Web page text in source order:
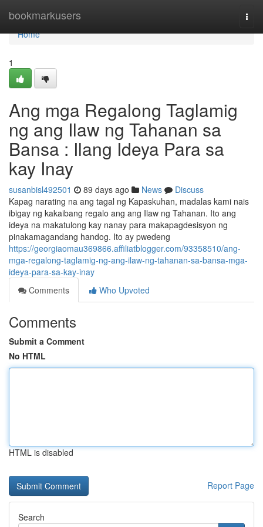
bookmarkusers
Home
Home
1
Ang mga Regalong Taglamig
ng ang Ilaw ng Tahanan sa
Bansa : Ilang Ideya Para sa
kay Inay
susanbisl492501 89 days ago News
Discuss
Kapag narating na ang tagal ng Kapaskuhan, madalas kami nais
ibigay ng kakaibang regalo ang ang Ilaw ng Tahanan. Ito ang
ideya na makatulong kay nanay para makapagdesisyon ng
pinakamagandang handog. Ito ay pwedeng
https://georgiaomau369866.affiliatblogger.com/93358510/ang-
mga-regalong-taglamig-ng-ang-ilaw-ng-tahanan-sa-bansa-mga-
ideya-para-sa-kay-inay
Comments
Who Upvoted
Comments
Submit a Comment
No HTML
HTML is disabled
Report Page
Search